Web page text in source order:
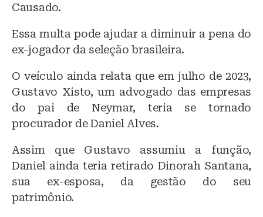
Causado.
Essa multa pode ajudar a diminuir a pena do
ex-jogador da seleção brasileira.
O veículo ainda relata que em julho de 2023,
Gustavo Xisto, um advogado das empresas
do pai de Neymar, teria se tornado
procurador de Daniel Alves.
Assim que Gustavo assumiu a função,
Daniel ainda teria retirado Dinorah Santana,
sua ex-esposa, da gestão do seu
patrimônio.